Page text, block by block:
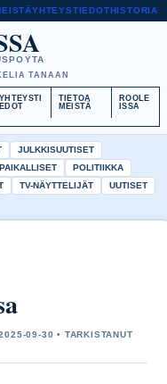
YHTEYSTIEDOTHISTORIA
TANAAN
YHTEYSTI
EDOT
TIETOA
MEISTÄ
ROOLE
ISSA
JULKKISUUTISET
PAIKALLISET
POLITIIKKA
TV-NÄYTTELIJÄT
UUTISET
09-30 • TARKISTANUT